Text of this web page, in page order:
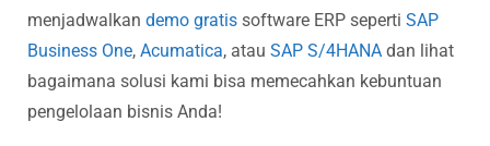
menjadwalkan demo gratis software ERP seperti SAP
Business One, Acumatica, atau SAP S/4HANA dan lihat
bagaimana solusi kami bisa memecahkan kebuntuan
pengelolaan bisnis Anda!